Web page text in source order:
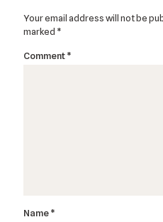
Your email address will not be
marked *
Comment*
Name*